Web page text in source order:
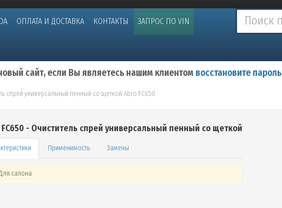
ОПЛАТА И ДОСТАВКА КОНТАКТЫ ЗАПРОС ПО VIN
сайт, если Вы являетесь нашим клиентом восстановите пароль
спрей универсальный пенный со щеткой Abro FC650
FC650 - Очиститель спрей универсальный пенный со щеткой
Применимость Замены
салона